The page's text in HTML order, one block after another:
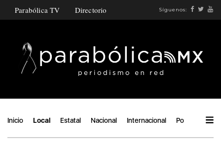
Parabólica TV Directorio Síguenos:
Inicio Local Estatal Nacional Internacional Política